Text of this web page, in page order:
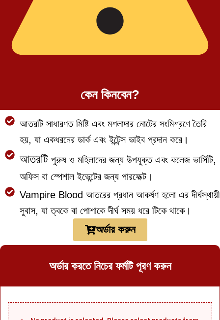
কেন কিনবেন?
আতরটি সাধারণত মিষ্টি এবং মশলাদার নোটের সংমিশ্রণে তৈরি
হয়, যা একধরনের ডার্ক এবং ইন্টেন্স ভাইব প্রদান করে।
আতরটি পুরুষ ও মহিলাদের জন্য উপযুক্ত এবং কলেজ ভার্সিটি,
অফিস বা স্পেশাল ইভেন্টের জন্য পারফেক্ট।
Vampire Blood আতরের প্রধান আকর্ষণ হলো এর দীর্ঘস্থায়ী
সুবাস, যা ত্বকে বা পোশাকে দীর্ঘ সময় ধরে টিকে থাকে।
অর্ডার করুন
অর্ডার করতে নিচের ফর্মটি পূরণ করুন